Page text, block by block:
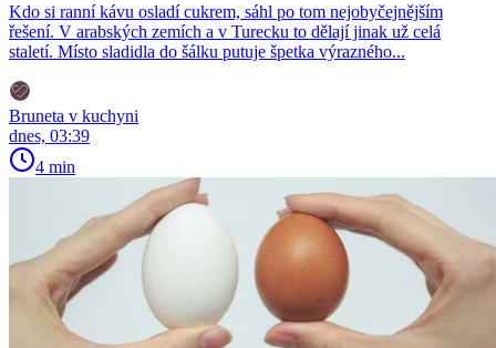
Kdo si ranní kávu osladí cukrem, sáhl po tom nejobyčejnějším
řešení. V arabských zemích a v Turecku to dělají jinak už celá
staletí. Místo sladidla do šálku putuje špetka výrazného...
Bruneta v kuchyni
dnes, 03:39
4 min